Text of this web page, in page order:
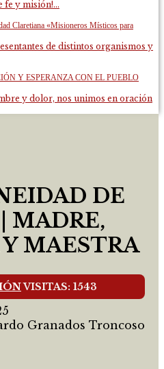
fe y misión!...
Claretiana «Misioneros Místicos para
de distintos organismos y
Y ESPERANZA CON EL PUEBLO
y dolor, nos unimos en oración
DE
MADRE,
MAESTRA
VISITAS: 1543
Granados Troncoso